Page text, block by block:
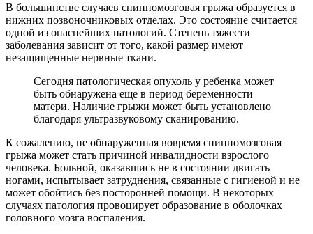
В большинстве случаев спинномозговая грыжа образуется в
нижних позвоночниковых отделах. Это состояние считается
одной из опаснейших патологий. Степень тяжести
заболевания зависит от того, какой размер имеют
незащищенные нервные ткани.
Сегодня патологическая опухоль у ребенка может
быть обнаружена еще в период беременности
матери. Наличие грыжи может быть установлено
благодаря ультразвуковому сканированию.
К сожалению, не обнаруженная вовремя спинномозговая
грыжа может стать причиной инвалидности взрослого
человека. Больной, оказавшись не в состоянии двигать
ногами, испытывает затруднения, связанные с гигиеной и не
может обойтись без посторонней помощи. В некоторых
случаях патология провоцирует образование в оболочках
головного мозга воспаления.